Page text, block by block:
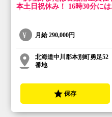
本土日祝休み！ 16時30分に
月給290,000円
北海道中川郡本別町勇足52
番地
保存